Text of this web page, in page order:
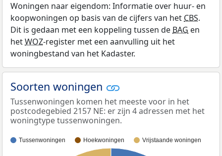
Woningen naar eigendom: Informatie over huur- en
koopwoningen op basis van de cijfers van het CBS.
Dit is gedaan met een koppeling tussen de BAG en
hetWOZ-register met een aanvulling uit het
woningbestand van het Kadaster.
Soorten woningen
Tussenwoningen komen het meeste voor in het
postcodegebied 2157 NE: er zijn 4 adressen met het
woningtype tussenwoningen.
Tussenwoningen Hoekwoningen Vrijstaande woningen